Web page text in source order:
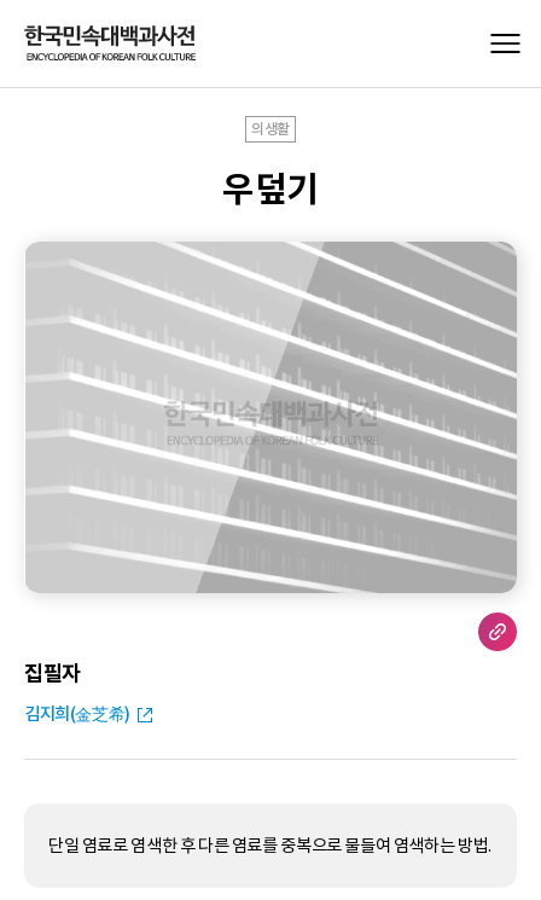
의생활
우덮기
집필자
김지희(金芝希)
단일 염료로 염색한 후 다른 염료를 중복으로 물들여 염색하는 방법.